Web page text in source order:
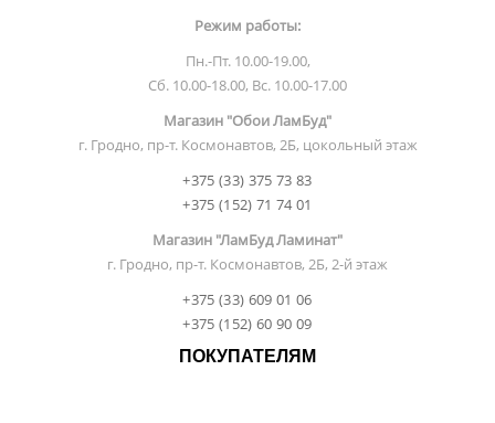
Режим работы:
Пн.-Пт. 10.00-19.00,
Сб. 10.00-18.00, Вс. 10.00-17.00
Магазин "Обои ЛамБуд"
г. Гродно, пр-т. Космонавтов, 2Б, цокольный этаж
+375 (33) 375 73 83
+375 (152) 71 74 01
Магазин "ЛамБуд Ламинат"
г. Гродно, пр-т. Космонавтов, 2Б, 2-й этаж
+375 (33) 609 01 06
+375 (152) 60 90 09
ПОКУПАТЕЛЯМ